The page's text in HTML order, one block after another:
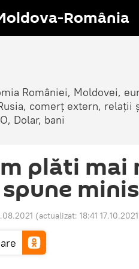
România
României, Moldovei,
comerț extern,
Dolar, bani
plăti mai
spune
(actualizat: 18:41 17.10.2021